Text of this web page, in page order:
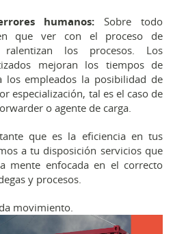
humanos:Sobre todo
que ver con el proceso de
ralentizan los procesos. Los
mejoran los tiempos de
los empleados la posibilidad de
especialización, tal es el caso de
o agente de carga.
que es la eficiencia en tus
a tu disposición servicios que
mente enfocada en el correcto
y procesos.
movimiento.